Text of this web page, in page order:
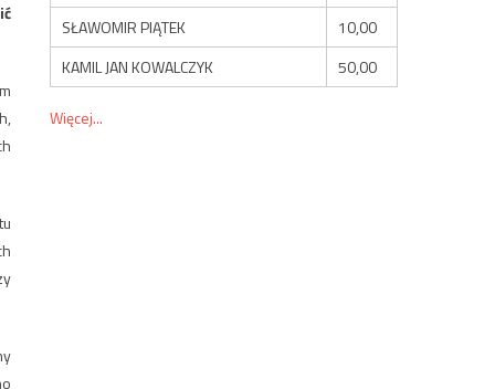
SŁAWOMIR PIĄTEK
10,00
KAMIL JAN KOWALCZYK
50,00
Więcej...